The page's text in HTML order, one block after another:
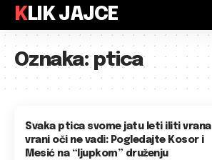
KLIK JAJCE
Oznaka:ptica
Svaka ptica svome jatu leti iliti vrana
vrani oči ne vadi: Pogledajte Kosor i
Mesić na “ljupkom” druženju